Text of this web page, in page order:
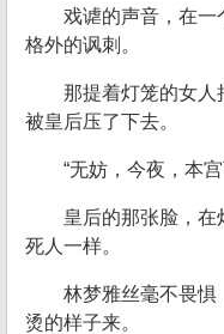
戏谑的声音，在
格外的讽刺。
那提着灯笼的女人
被皇后压了下去。
“无妨，今夜，本
皇后的那张脸，在
死人一样。
林梦雅丝毫不畏惧
烫的样子来。